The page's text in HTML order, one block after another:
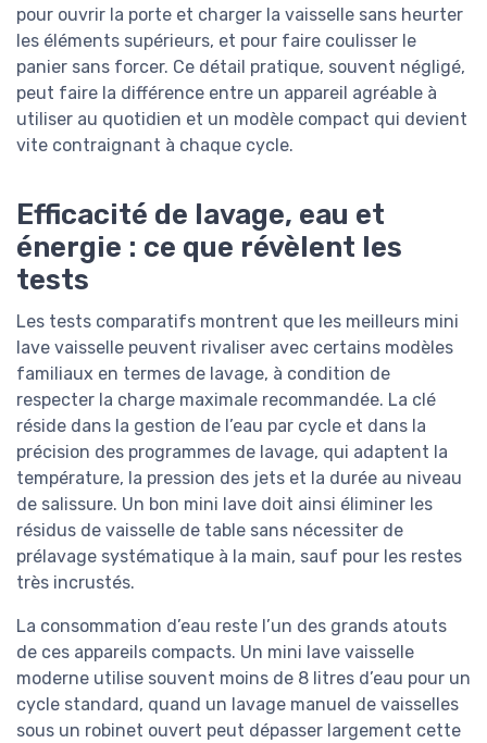
pour ouvrir la porte et charger la vaisselle sans heurter
les éléments supérieurs, et pour faire coulisser le
panier sans forcer. Ce détail pratique, souvent négligé,
peut faire la différence entre un appareil agréable à
utiliser au quotidien et un modèle compact qui devient
vite contraignant à chaque cycle.
Efficacité de lavage, eau et
énergie : ce que révèlent les
tests
Les tests comparatifs montrent que les meilleurs mini
lave vaisselle peuvent rivaliser avec certains modèles
familiaux en termes de lavage, à condition de
respecter la charge maximale recommandée. La clé
réside dans la gestion de l’eau par cycle et dans la
précision des programmes de lavage, qui adaptent la
température, la pression des jets et la durée au niveau
de salissure. Un bon mini lave doit ainsi éliminer les
résidus de vaisselle de table sans nécessiter de
prélavage systématique à la main, sauf pour les restes
très incrustés.
La consommation d’eau reste l’un des grands atouts
de ces appareils compacts. Un mini lave vaisselle
moderne utilise souvent moins de 8 litres d’eau pour un
cycle standard, quand un lavage manuel de vaisselles
sous un robinet ouvert peut dépasser largement cette